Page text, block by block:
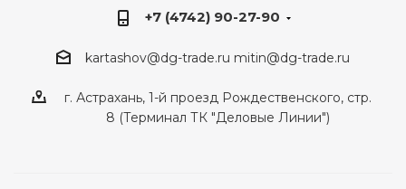
+7 (4742) 90-27-90
kartashov@dg-trade.ru mitin@dg-trade.ru
г. Астрахань, 1-й проезд Рождественского, стр.
8 (Терминал ТК "Деловые Линии")